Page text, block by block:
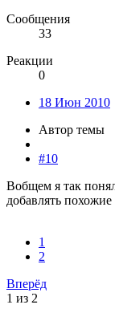
Сообщения
33
Реакции
0
18 Июн 2010
Автор темы
#10
Вобщем я так
добавлять похожие
1
2
Вперёд
1 из 2